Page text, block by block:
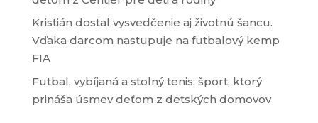
Kristián dostal vysvedčenie aj životnú šancu.
Vďaka darcom nastupuje na futbalový kemp
FIA
Futbal, vybíjaná a stolný tenis: šport, ktorý
prináša úsmev deťom z detských domovov